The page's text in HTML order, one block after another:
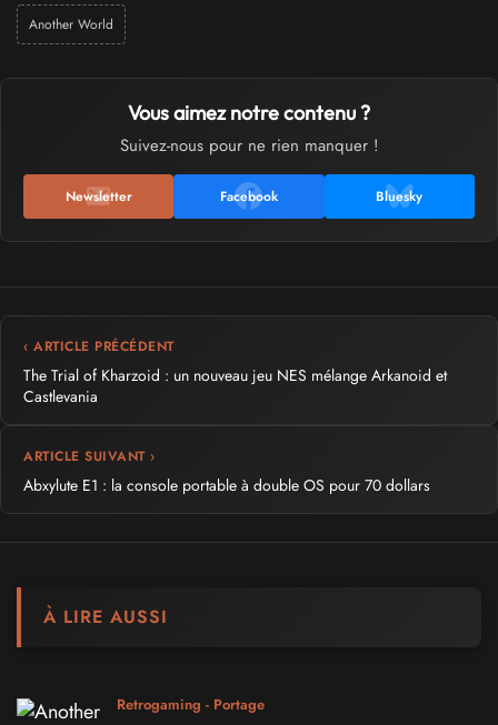
Another World
Vous aimez notre contenu ?
Suivez-nous pour ne rien manquer !
Newsletter Facebook Bluesky
‹ ARTICLE PRÉCÉDENT
The Trial of Kharzoid : un nouveau jeu NES mélange Arkanoid et
Castlevania
ARTICLE SUIVANT ›
Abxylute E1 : la console portable à double OS pour 70 dollars
À LIRE AUSSI
Retrogaming - Portage